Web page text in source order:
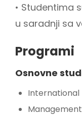
• Studentima
u saradnji sa
Programi
Osnovne
International